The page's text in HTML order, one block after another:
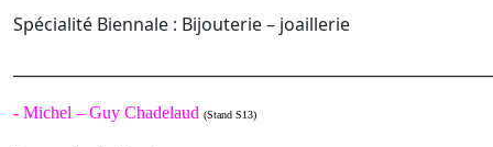
Spécialité Biennale : Bijouterie – joaillerie
- Michel – Guy Chadelaud (Stand S13)